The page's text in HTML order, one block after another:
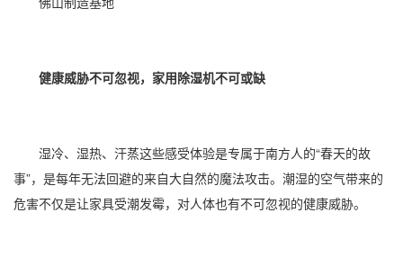
健康威胁不可忽视，家用除湿机不可或缺
湿冷、湿热、汗蒸这些感受体验是专属于南方人的“春天的故
事”，是每年无法回避的来自大自然的魔法攻击。潮湿的空气带来的
危害不仅是让家具受潮发霉，对人体也有不可忽视的健康威胁。